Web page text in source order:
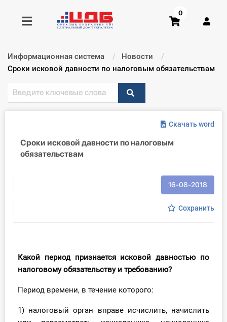
Получить консультацию
Купить доступ
Формы
Вебинары
Справочник бухгалтера
0
Информационная система
Новости
Текущий:
Сроки исковой давности по налоговым обязательствам
Скачать word
Сроки исковой давности по налоговым
обязательствам
16-08-2018
Сохранить
Какой период признается исковойдавностью по
налоговому обязательству и требованию?
Период времени, в течение которого:
1) налоговый орган вправе исчислить, начислить